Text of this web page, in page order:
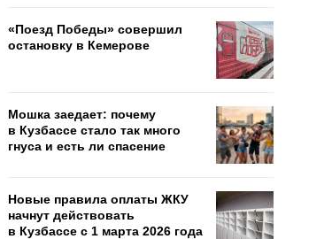
«Поезд Победы» совершил
остановку в Кемерове
Мошка заедает: почему
в Кузбассе стало так много
гнуса и есть ли спасение
Новые правила оплаты ЖКУ
начнут действовать
в Кузбассе с 1 марта 2026 года